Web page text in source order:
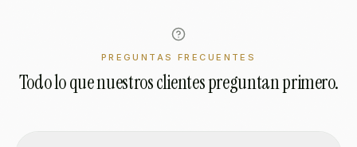
PREGUNTAS FRECUENTES
Todo lo que nuestros clientes preguntan primero.